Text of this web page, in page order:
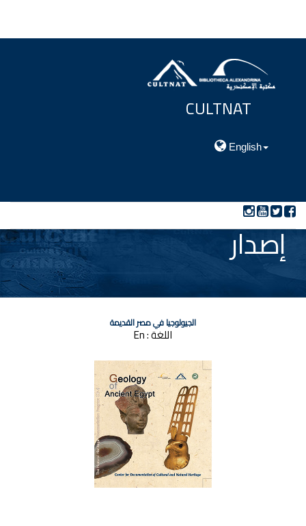
CULTNAT
English
إصدار
الجيولوجيا في مصر القديمة
اللغة :En